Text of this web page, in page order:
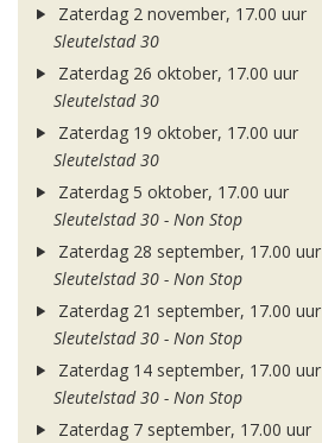
Zaterdag 2 november, 17.00 uur
Sleutelstad 30
Zaterdag 26 oktober, 17.00 uur
Sleutelstad 30
Zaterdag 19 oktober, 17.00 uur
Sleutelstad 30
Zaterdag 5 oktober, 17.00 uur
Sleutelstad 30 - Non Stop
Zaterdag 28 september, 17.00 uur
Sleutelstad 30 - Non Stop
Zaterdag 21 september, 17.00 uur
Sleutelstad 30 - Non Stop
Zaterdag 14 september, 17.00 uur
Sleutelstad 30 - Non Stop
Zaterdag 7 september, 17.00 uur